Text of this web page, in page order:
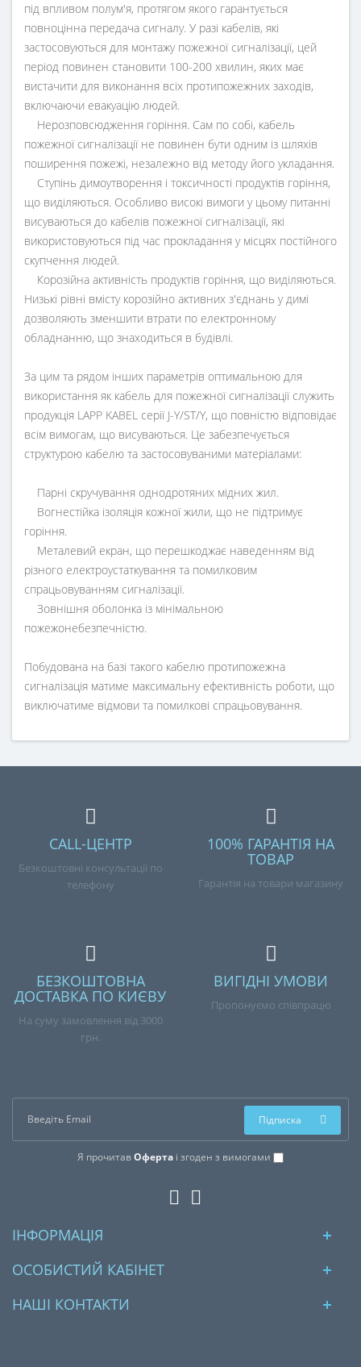
під впливом полум'я, протягом якого гарантується
повноцінна передача сигналу. У разі кабелів, які
застосовуються для монтажу пожежної сигналізації, цей
період повинен становити 100-200 хвилин, яких має
вистачити для виконання всіх протипожежних заходів,
включаючи евакуацію людей.
Нерозповсюдження горіння. Сам по собі, кабель
пожежної сигналізації не повинен бути одним із шляхів
поширення пожежі, незалежно від методу його укладання.
Ступінь димоутворення і токсичності продуктів горіння,
що виділяються. Особливо високі вимоги у цьому питанні
висуваються до кабелів пожежної сигналізації, які
використовуються під час прокладання у місцях постійного
скупчення людей.
Корозійна активність продуктів горіння, що виділяються.
Низькі рівні вмісту корозійно активних з'єднань у димі
дозволяють зменшити втрати по електронному
обладнанню, що знаходиться в будівлі.
За цим та рядом інших параметрів оптимальною для
використання як кабель для пожежної сигналізації служить
продукція LAPP KABEL серії J-Y/ST/Y, що повністю відповідає
всім вимогам, що висуваються. Це забезпечується
структурою кабелю та застосовуваними матеріалами:
Парні скручування однодротяних мідних жил.
Вогнестійка ізоляція кожної жили, що не підтримує
горіння.
Металевий екран, що перешкоджає наведенням від
різного електроустаткування та помилковим
спрацьовуванням сигналізації.
Зовнішня оболонка із мінімальною
пожежонебезпечністю.
Побудована на базі такого кабелю протипожежна
сигналізація матиме максимальну ефективність роботи, що
виключатиме відмови та помилкові спрацьовування.
CALL-ЦЕНТР
Безкоштовні консультації по
телефону
100% ГАРАНТІЯ НА
ТОВАР
Гарантія на товари магазину
БЕЗКОШТОВНА
ДОСТАВКА ПО КИЄВУ
На суму замовлення від 3000
грн.
ВИГІДНІ УМОВИ
Пропонуємо співпрацю
Я прочитавОферта і згоден з вимогами
Підписка
ІНФОРМАЦІЯ
ОСОБИСТИЙ КАБІНЕТ
НАШІ КОНТАКТИ